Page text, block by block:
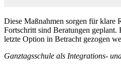
Diese Maßnahmen sorgen für klare
Fortschritt sind Beratungen geplant.
letzte Option in Betracht gezogen
Ganztagsschule als Integrations-